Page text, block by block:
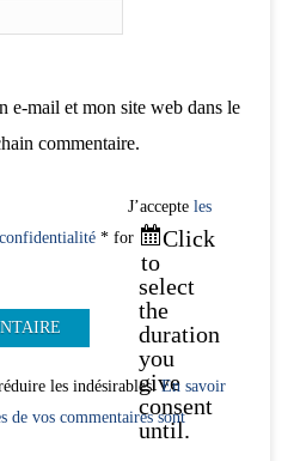
e-mail et mon site web dans le
commentaire.
J’accepte les
* for
Click
to
select
the
duration
you
give
consent
until.
les indésirables.En savoir
de vos commentaires sont